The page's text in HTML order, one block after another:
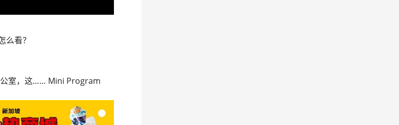
么看？
公室，这…… Mini Program